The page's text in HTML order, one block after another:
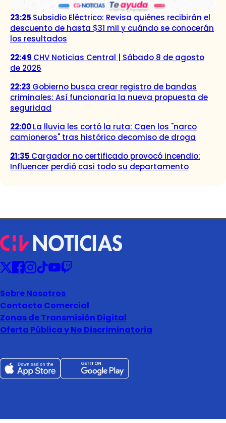
23:25 Subsidio Eléctrico: Revisa quiénes recibirán el
descuento de hasta $31 mil y cuándo se conocerán
los resultados
22:49 CHV Noticias Central | Sábado 8 de agosto
de 2026
22:23 Gobierno busca crear registro de bandas
criminales: Así funcionaría la nueva propuesta de
seguridad
22:00La lluvia les cortó la ruta: Caen los "narco
camioneros" tras histórico decomiso de droga
21:35 Cargador no certificado provocó incendio:
Influencer perdió casi todo su departamento
Sobre Nosotros
Contacto Comercial
Zonas de Transmisión Digital
Oferta Pública y No Discriminatoria